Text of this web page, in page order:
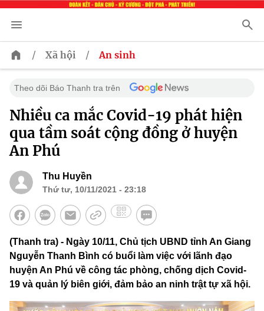
/ Xã hội / An sinh
Theo dõi Báo Thanh tra trên
Nhiều ca mắc Covid-19 phát hiện
qua tầm soát cộng đồng ở huyện
An Phú
Thu Huyền
Thứ tư, 10/11/2021 - 23:18
(Thanh tra) - Ngày 10/11, Chủ tịch UBND tỉnh An Giang
Nguyễn Thanh Bình có buổi làm việc với lãnh đạo
huyện An Phú về công tác phòng, chống dịch Covid-
19 và quản lý biên giới, đảm bảo an ninh trật tự xã hội.